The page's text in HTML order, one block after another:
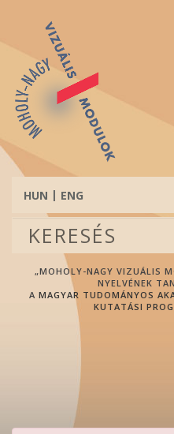
tartalomra
HUN ENG
Keresés
űrlap
Keresés
„MOHOLY-NAGY VIZUÁLIS
NYELVÉNEK
A MAGYAR TUDOMÁNYOS
KUTATÁSI